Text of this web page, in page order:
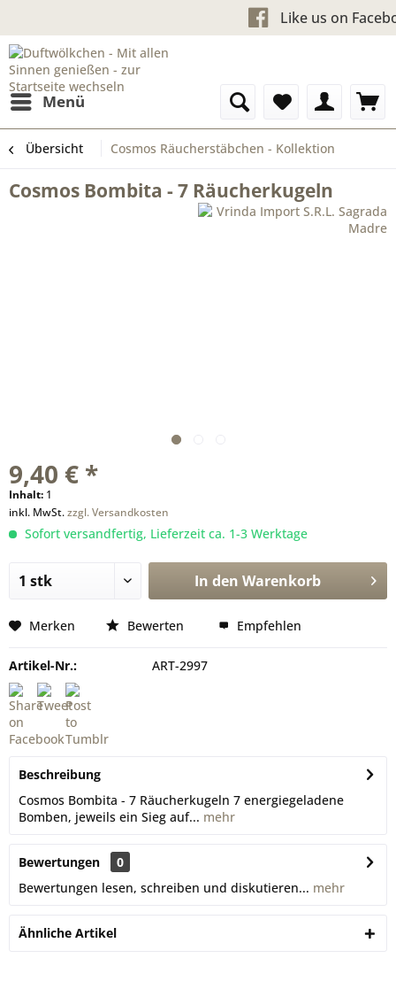
Kostenloser Versand ab 60
Like
Menü
Übersicht Cosmos Räucherstäbchen - Kollektion
Cosmos Bombita - 7 Räucherkugeln
9,40 € *
Inhalt: 1
inkl. MwSt.zzgl. Versandkosten
Sofort versandfertig, Lieferzeit ca. 1-3 Werktage
In den Warenkorb
Merken Bewerten Empfehlen
Artikel-Nr.: ART-2997
Beschreibung
Cosmos Bombita - 7 Räucherkugeln 7 energiegeladene
Bomben, jeweils ein Sieg auf... mehr
Bewertungen
0
Bewertungen lesen, schreiben und diskutieren... mehr
Ähnliche Artikel